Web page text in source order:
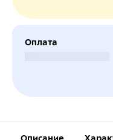
Оплата